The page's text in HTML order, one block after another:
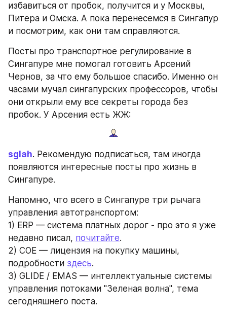
избавиться от пробок, получится и у Москвы,
Питера и Омска. А пока перенесемся в Сингапур
и посмотрим, как они там справляются.
Посты про транспортное регулирование в
Сингапуре мне помогал готовить Арсений
Чернов, за что ему большое спасибо. Именно он
часами мучал сингапурских профессоров, чтобы
они открыли ему все секреты города без
пробок. У Арсения есть ЖЖ:
sglah. Рекомендую подписаться, там иногда
появляются интересные посты про жизнь в
Сингапуре.
Напомню, что всего в Сингапуре три рычага
управления автотранспортом:
1) ERP — система платных дорог - про это я уже
недавно писал, почитайте.
2) COE — лицензия на покупку машины,
подробности здесь.
3) GLIDE / EMAS — интеллектуальные системы
управления потоками "Зеленая волна", тема
сегодняшнего поста.